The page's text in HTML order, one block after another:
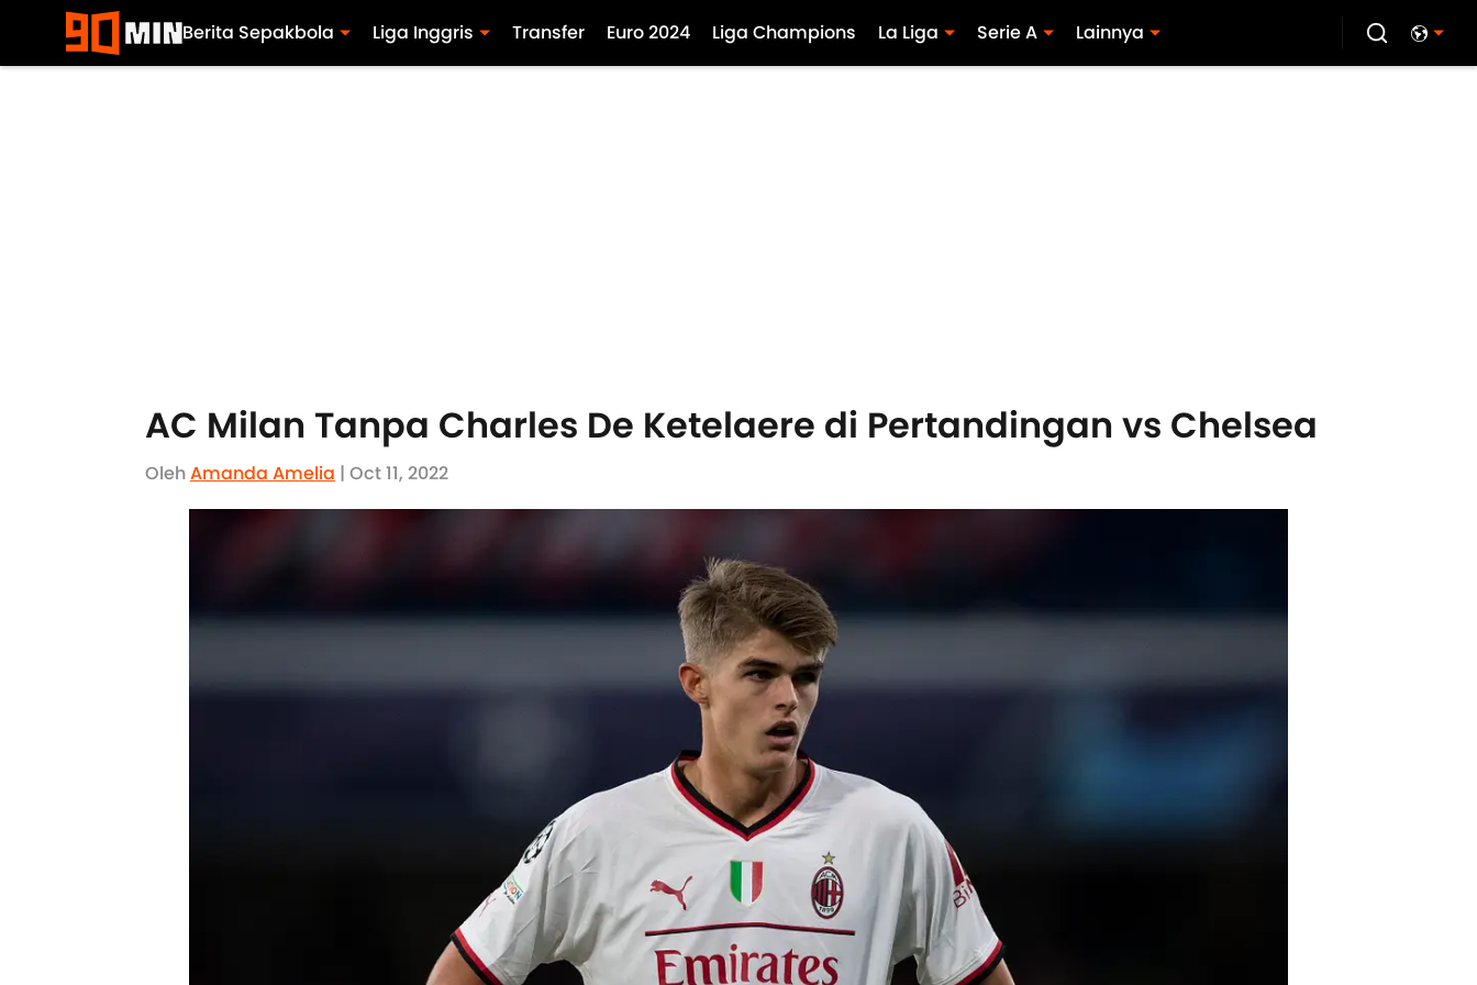
Berita Sepakbola Liga Inggris Transfer Euro 2024 Liga Champions La Liga Serie A Lainnya
AC Milan Tanpa Charles De Ketelaere di Pertandingan vs Chelsea
OlehAmanda Amelia | Oct 11, 2022